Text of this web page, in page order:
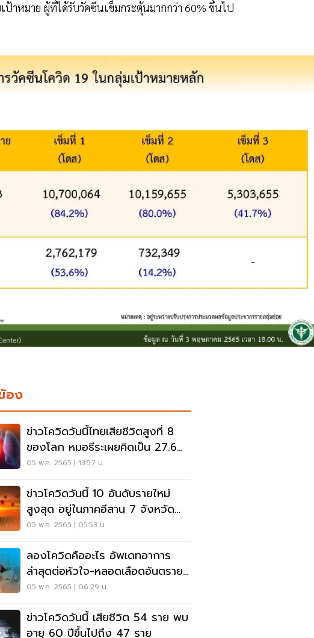
าหมาย ผู้ที่ได้รับวัคซีนเข็มกระตุ้นมากกว่า 60% ขึ้นไป
อง
ข่าวโควิดวันนี้ไทยเสียชีวิตสูงที่ 8
ของโลก หมอธีระเผยคิดเป็น 27.6%
เอเชีย
05 พ.ค. 2565 | 13:57 น.
ข่าวโควิดวันนี้ 10 อันดับรายใหม่
สูงสุด อยู่ในภาคอีสาน 7 จังหวัด
กทม. 2,990 ราย
05 พ.ค. 2565 | 05:53 น.
ลองโควิดคืออะไร อัพเดทอาการ
ล่าสุดต่อหัวใจ-หลอดเลือดอันตราย
แค่ไหน อ่านเลย
05 พ.ค. 2565 | 06:29 น.
ข่าวโควิดวันนี้ เสียชีวิต 54 ราย พบ
อายุ 60 ปีขึ้นไปถึง 47 ราย